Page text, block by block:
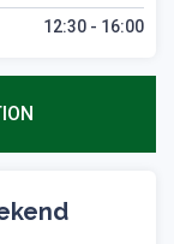
12:30 - 16:00